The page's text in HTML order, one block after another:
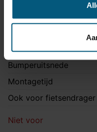
Maximaal trekgewicht
Europees keurmerk
Bumperuitsnede
Montagetijd
Ook voor fietsendrager
Niet voor